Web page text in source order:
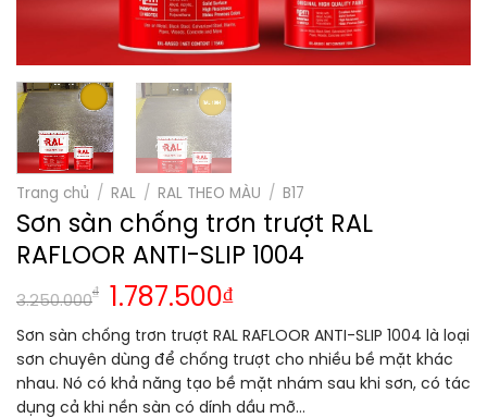
Trang chủ / RAL / RAL THEO MÀU / B17
Sơn sàn chống trơn trượt RAL
RAFLOOR ANTI-SLIP 1004
3.250.000
₫ 1.787.500₫
Sơn sàn chống trơn trượt RAL RAFLOOR ANTI-SLIP 1004 là loại
sơn chuyên dùng để chống trượt cho nhiều bề mặt khác
nhau. Nó có khả năng tạo bề mặt nhám sau khi sơn, có tác
dụng cả khi nền sàn có dính dầu mỡ…